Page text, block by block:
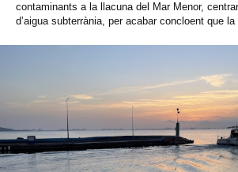
contaminants a la llacuna del Mar Menor,
d’aigua subterrània, per acabar concloent que